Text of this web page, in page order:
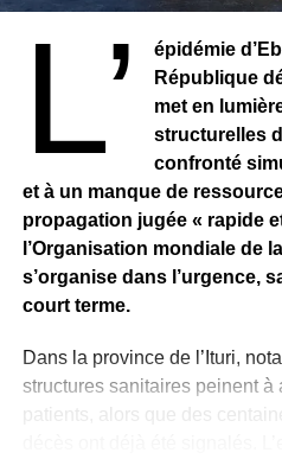
L’
épidémie
République
met en
structurelles
confronté
et à un manque de
propagation jugée « rapide
l’Organisation mondiale de
s’organise dans l’urgence,
court terme.
Dans la province de l’Ituri,
structures sanitaires peinent à
patients, alors que des